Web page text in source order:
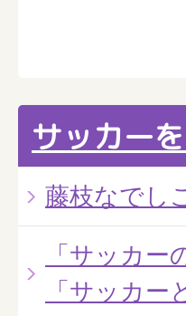
サッカー
藤枝なでし
「サッカ
「サッカ